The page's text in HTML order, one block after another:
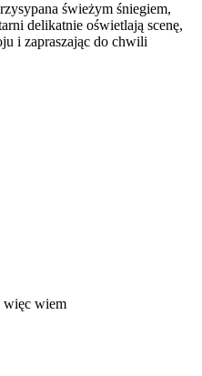
świeżym śniegiem,
delikatnie oświetlają scenę,
i zapraszając do chwili
więc wiem